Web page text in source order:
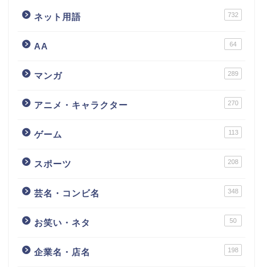
ネット用語 732
AA 64
マンガ 289
アニメ・キャラクター 270
ゲーム 113
スポーツ 208
芸名・コンビ名 348
お笑い・ネタ 50
企業名・店名 198